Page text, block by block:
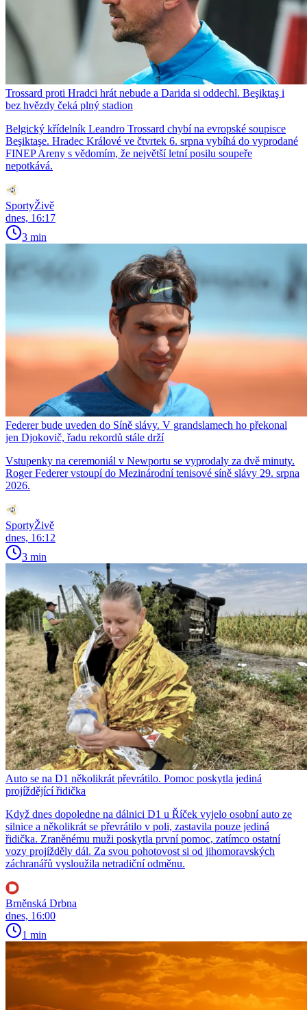
Trossard proti Hradci hrát nebude a Darida si oddechl. Beşiktaş i
bez hvězdy čeká plný stadion
Belgický křídelník Leandro Trossard chybí na evropské soupisce
Beşiktaşe. Hradec Králové ve čtvrtek 6. srpna vybíhá do vyprodané
FINEP Areny s vědomím, že největší letní posilu soupeře
nepotkává.
SportyŽivě
dnes, 16:17
3 min
Federer bude uveden do Síně slávy. V grandslamech ho překonal
jen Djokovič, řadu rekordů stále drží
Vstupenky na ceremoniál v Newportu se vyprodaly za dvě minuty.
Roger Federer vstoupí do Mezinárodní tenisové síně slávy 29. srpna
2026.
SportyŽivě
dnes, 16:12
3 min
Auto se na D1 několikrát převrátilo. Pomoc poskytla jediná
projíždějící řidička
Když dnes dopoledne na dálnici D1 u Říček vyjelo osobní auto ze
silnice a několikrát se převrátilo v poli, zastavila pouze jediná
řidička. Zraněnému muži poskytla první pomoc, zatímco ostatní
vozy projížděly dál. Za svou pohotovost si od jihomoravských
záchranářů vysloužila netradiční odměnu.
Brněnská Drbna
dnes, 16:00
1 min